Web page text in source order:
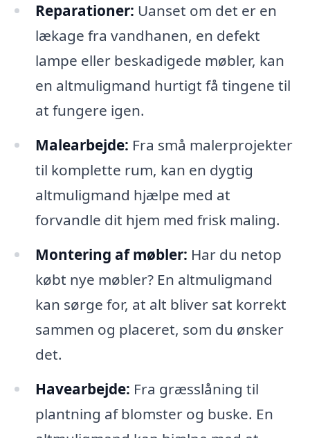
Reparationer: Uanset om det er en
lækage fra vandhanen, en defekt
lampe eller beskadigede møbler, kan
en altmuligmand hurtigt få tingene til
at fungere igen.
Malearbejde: Fra små malerprojekter
til komplette rum, kan en dygtig
altmuligmand hjælpe med at
forvandle dit hjem med frisk maling.
Montering af møbler: Har du netop
købt nye møbler? En altmuligmand
kan sørge for, at alt bliver sat korrekt
sammen og placeret, som du ønsker
det.
Havearbejde: Fra græsslåning til
plantning af blomster og buske. En